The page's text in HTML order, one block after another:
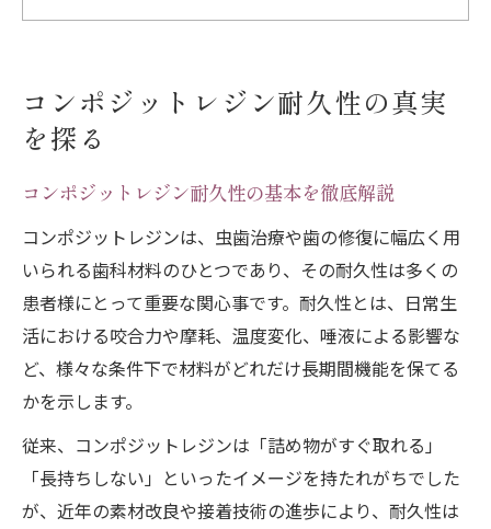
検証
日常ケアが左右するコンポジットレジンの寿命
毎日のケアで変わるコンポジットレジン寿
命
歯磨き習慣がコンポジットレジンに与える
影響
虫歯再発リスクと日常ケアのポイント
プラーク対策で耐久性を高める方法
知恵袋で話題の寿命延長テクニックを解説
長持ちの秘訣と最新メンテナンス術を解説
コンポジットレジンを長持ちさせる秘訣と
コンポジットレジン耐久性の真実
を探る
コンポジットレジン耐久性の基本を徹底解説
コンポジットレジンは、虫歯治療や歯の修復に幅広く用
いられる歯科材料のひとつであり、その耐久性は多くの
患者様にとって重要な関心事です。耐久性とは、日常生
活における咬合力や摩耗、温度変化、唾液による影響な
ど、様々な条件下で材料がどれだけ長期間機能を保てる
かを示します。
従来、コンポジットレジンは「詰め物がすぐ取れる」
「長持ちしない」といったイメージを持たれがちでした
が、近年の素材改良や接着技術の進歩により、耐久性は